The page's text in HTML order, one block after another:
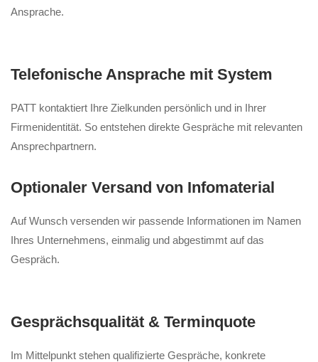
Ansprache.
Telefonische Ansprache mit System
PATT kontaktiert Ihre Zielkunden persönlich und in Ihrer
Firmenidentität. So entstehen direkte Gespräche mit relevanten
Ansprechpartnern.
Optionaler Versand von Infomaterial
Auf Wunsch versenden wir passende Informationen im Namen
Ihres Unternehmens, einmalig und abgestimmt auf das
Gespräch.
Gesprächsqualität & Terminquote
Im Mittelpunkt stehen qualifizierte Gespräche, konkrete